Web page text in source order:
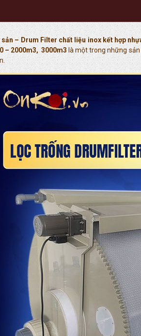
– Drum Filter chất liệu inox kết hợp
– 2000m3, 3000m3 là một trong những